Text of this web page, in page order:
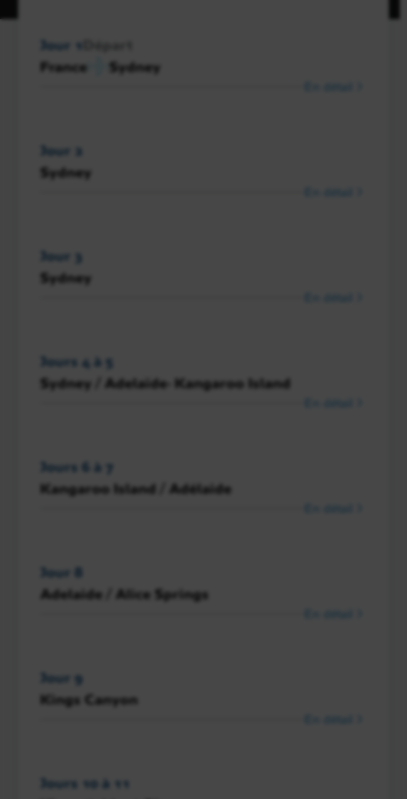
Jour 1
France
Sydney
Jour 2
Sydney
Jour 3
Sydney
Jours 4 à 5
Sydney / Adelaïde- Kangaroo Island
Jours 6 à 7
Kangaroo Island / Adélaide
Jour 8
Adelaide / Alice Springs
Jour 9
Kings Canyon
Jours 10 à 11